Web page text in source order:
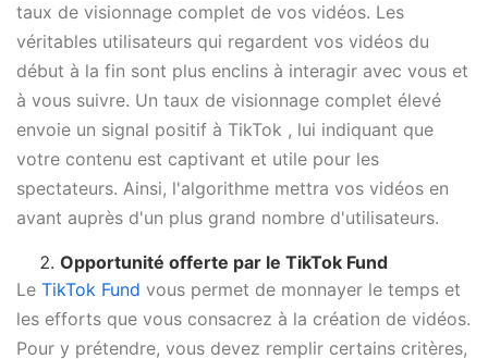
taux de visionnage complet de vos vidéos. Les
véritables utilisateurs qui regardent vos vidéos du
début à la fin sont plus enclins à interagir avec vous et
à vous suivre. Un taux de visionnage complet élevé
envoie un signal positif à TikTok , lui indiquant que
votre contenu est captivant et utile pour les
spectateurs. Ainsi, l'algorithme mettra vos vidéos en
avant auprès d'un plus grand nombre d'utilisateurs.
Opportunité offerte par le TikTok Fund
Le TikTok Fund vous permet de monnayer le temps et
les efforts que vous consacrez à la création de vidéos.
Pour y prétendre, vous devez remplir certains critères,